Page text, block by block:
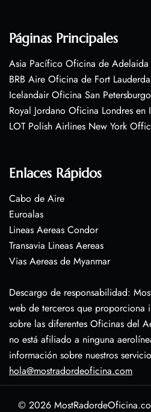
Páginas Principales
Asia Pacífico Oficina de Adelaida
BRB Aire Oficina de Fort
Icelandair Oficina San
Royal Jordano Oficina Londres en
LOT Polish Airlines New York
Enlaces Rápidos
Cabo de Aire
Euroalas
Lineas Aereas Condor
Transavia Lineas Aereas
Vias Aereas de Myanmar
Descargo de responsabilidad:
web de terceros que proporciona
sobre las diferentes Oficinas del
no está afiliado a ninguna
información sobre nuestros
hola@mostradordeoficina.com
© 2026